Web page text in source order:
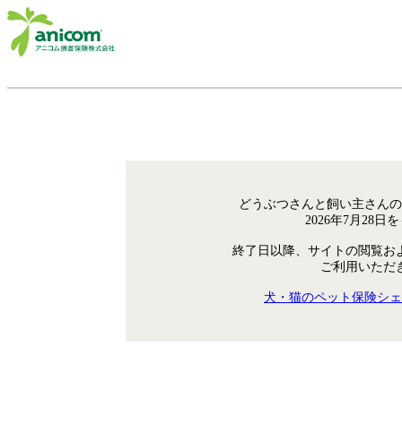
どうぶつさんと飼い主さん
2026年7月28日
終了日以降、サイトの閲覧お
ご利用いただ
犬・猫のペット保険シ